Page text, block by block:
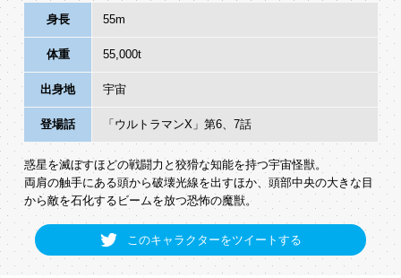
身長 55m
体重 55,000t
出身地 宇宙
登場話 「ウルトラマンX」第6、7話
惑星を滅ぼすほどの戦闘力と狡猾な知能を持つ宇宙怪獣。
両肩の触手にある頭から破壊光線を出すほか、頭部中央の大きな目
から敵を石化するビームを放つ恐怖の魔獣。
このキャラクターをツイートする